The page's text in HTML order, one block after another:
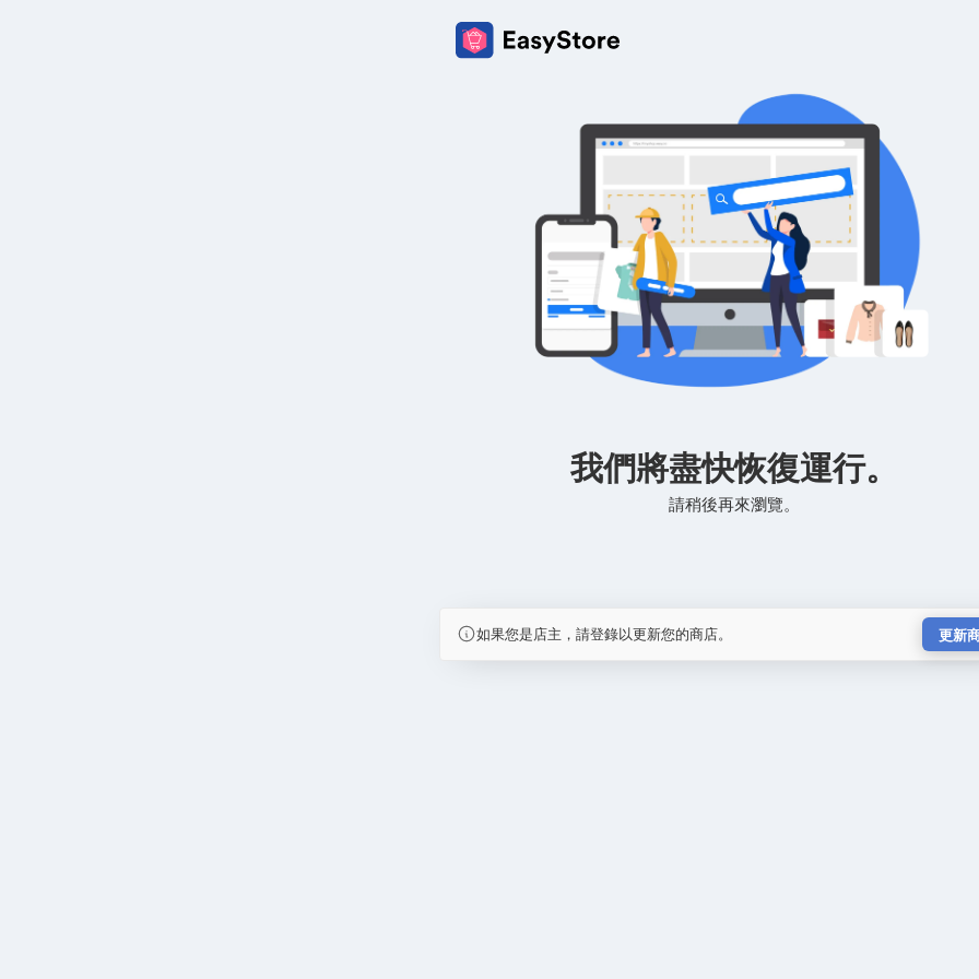
我們將盡快恢復運行。
請稍後再來瀏覽。
如果您是店主，請登錄以更新您的商店。 更新